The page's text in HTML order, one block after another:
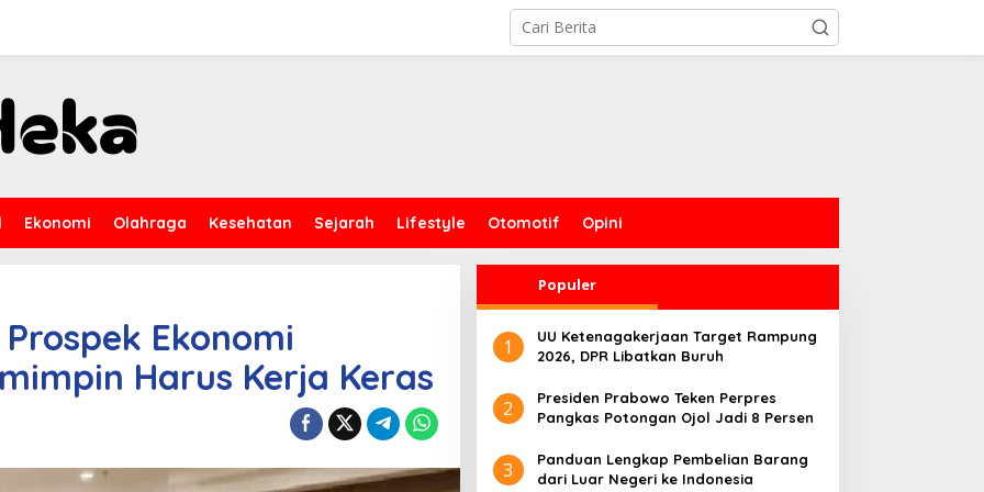
Ekonomi Olahraga Kesehatan Sejarah Lifestyle Otomotif Opini
Ekonomi
Harus Kerja Keras
Populer
1
UU Ketenagakerjaan Target Rampung
2026, DPR Libatkan Buruh
2
Presiden Prabowo Teken Perpres
Pangkas Potongan Ojol Jadi 8 Persen
3
Panduan Lengkap Pembelian Barang
dari Luar Negeri ke Indonesia